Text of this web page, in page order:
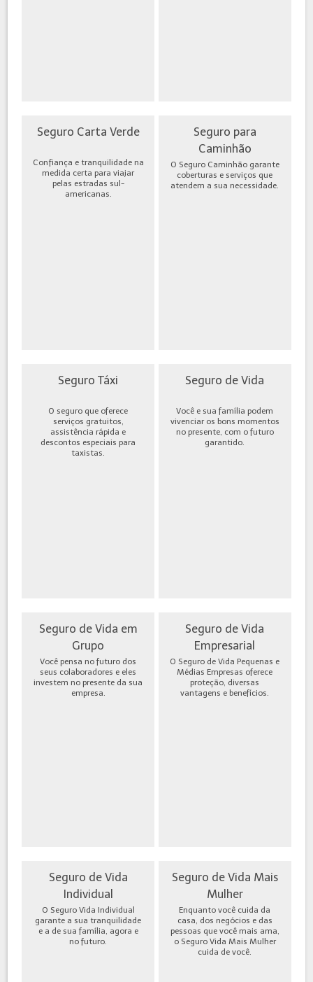
Seguro Carta Verde
Confiança e tranquilidade na
medida certa para viajar
pelas estradas sul-
americanas.
Seguro para
Caminhão
O Seguro Caminhão garante
coberturas e serviços que
atendem a sua necessidade.
Seguro Táxi
O seguro que oferece
serviços gratuitos,
assistência rápida e
descontos especiais para
taxistas.
Seguro de Vida
Você e sua família podem
vivenciar os bons momentos
no presente, com o futuro
garantido.
Seguro de Vida em
Grupo
Você pensa no futuro dos
seus colaboradores e eles
investem no presente da sua
empresa.
Seguro de Vida
Empresarial
O Seguro de Vida Pequenas e
Médias Empresas oferece
proteção, diversas
vantagens e benefícios.
Seguro de Vida
Individual
O Seguro Vida Individual
garante a sua tranquilidade
e a de sua família, agora e
no futuro.
Seguro de Vida Mais
Mulher
Enquanto você cuida da
casa, dos negócios e das
pessoas que você mais ama,
o Seguro Vida Mais Mulher
cuida de você.